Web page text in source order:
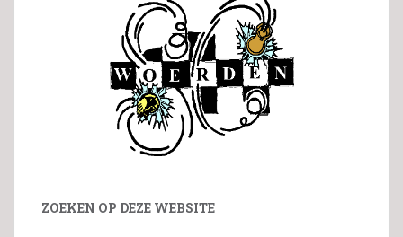
ZOEKEN OP DEZE WEBSITE